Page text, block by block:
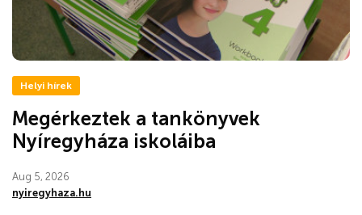
Helyi hírek
Megérkeztek a tankönyvek
Nyíregyháza iskoláiba
Aug 5, 2026
nyiregyhaza.hu